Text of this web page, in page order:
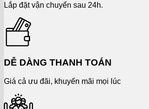
Lắp đặt vận chuyển sau 24h.
DỄ DÀNG THANH TOÁN
Giá cả ưu đãi, khuyến mãi mọi lúc